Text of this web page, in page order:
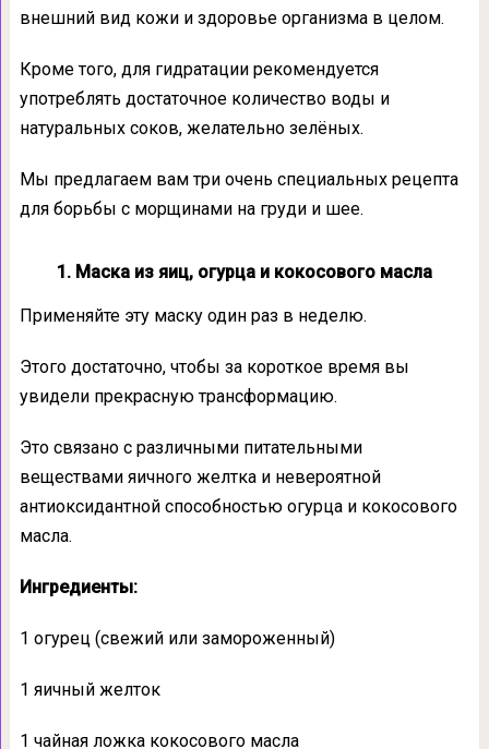
внешний вид кожи и здоровье организма в целом.
Кроме того, для гидратации рекомендуется
употреблять достаточное количество воды и
натуральных соков, желательно зелёных.
Мы предлагаем вам три очень специальных рецепта
для борьбы с морщинами на груди и шее.
1. Маска из яиц, огурца и кокосового масла
Применяйте эту маску один раз в неделю.
Этого достаточно, чтобы за короткое время вы
увидели прекрасную трансформацию.
Это связано с различными питательными
веществами яичного желтка и невероятной
антиоксидантной способностью огурца и кокосового
масла.
Ингредиенты:
1 огурец (свежий или замороженный)
1 яичный желток
1 чайная ложка кокосового масла